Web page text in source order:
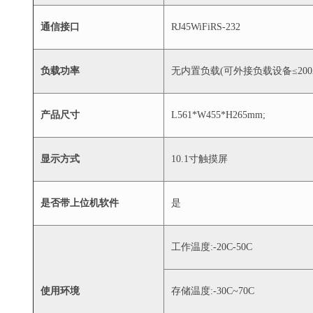
通信接口 RJ45WiFiRS-232
负载功率 无内置负载(可外接负载设备
产品尺寸 L561*W455*H265mm;
显示方式 10.1寸触摸屏
是否带上位机软件 是
使用环境
工作温度:-20C-50C
存储温度:-30C~70C